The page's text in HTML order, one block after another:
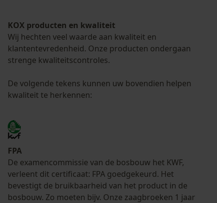
KOX producten en kwaliteit
Wij hechten veel waarde aan kwaliteit en
klantentevredenheid. Onze producten ondergaan
strenge kwaliteitscontroles.
De volgende tekens kunnen uw bovendien helpen
kwaliteit te herkennen:
FPA
De examencommissie van de bosbouw het KWF,
verleent dit certificaat: FPA goedgekeurd. Het
bevestigt de bruikbaarheid van het product in de
bosbouw. Zo moeten bijv. Onze zaagbroeken 1 jaar